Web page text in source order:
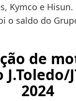
Kymco e Hisun.
o saldo do
de
J.Toledo/
2024